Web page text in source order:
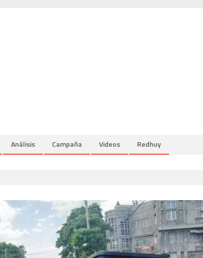
Análisis Campaña Videos Redhuy